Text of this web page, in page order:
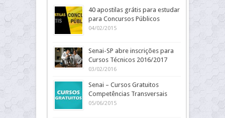
40 apostilas grátis para estudar
para Concursos Públicos
04/02/2015
Senai-SP abre inscrições para
Cursos Técnicos 2016/2017
03/02/2016
Senai – Cursos Gratuitos
Competências Transversais
05/06/2015